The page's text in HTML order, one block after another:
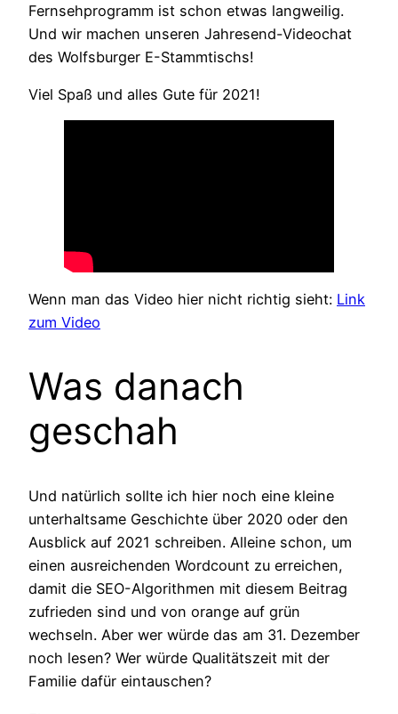
Fernsehprogramm ist schon etwas langweilig.
Und wir machen unseren Jahresend-Videochat
des Wolfsburger E-Stammtischs!
Viel Spaß und alles Gute für 2021!
Wenn man das Video hier nicht richtig sieht: Link
zum Video
Was danach
geschah
Und natürlich sollte ich hier noch eine kleine
unterhaltsame Geschichte über 2020 oder den
Ausblick auf 2021 schreiben. Alleine schon, um
einen ausreichenden Wordcount zu erreichen,
damit die SEO-Algorithmen mit diesem Beitrag
zufrieden sind und von orange auf grün
wechseln. Aber wer würde das am 31. Dezember
noch lesen? Wer würde Qualitätszeit mit der
Familie dafür eintauschen?